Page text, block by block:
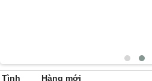
Tình
Hàng mới